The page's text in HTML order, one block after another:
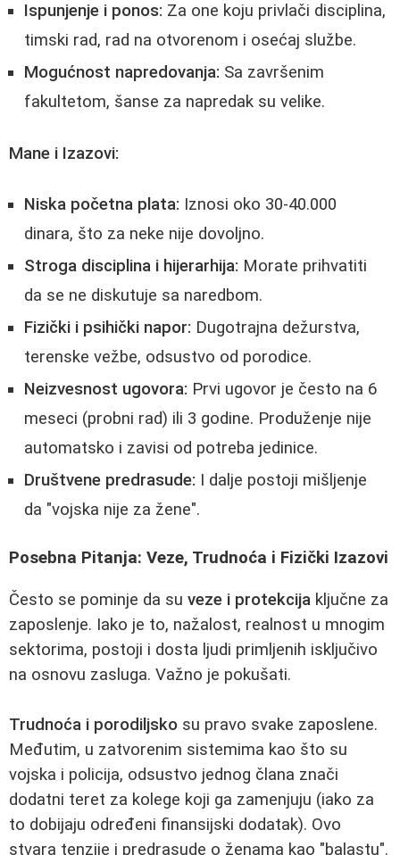
Ispunjenje i ponos: Za one koju privlači disciplina,
timski rad, rad na otvorenom i osećaj službe.
Mogućnost napredovanja: Sa završenim
fakultetom, šanse za napredak su velike.
Mane i Izazovi:
Niska početna plata: Iznosi oko 30-40.000
dinara, što za neke nije dovoljno.
Stroga disciplina i hijerarhija: Morate prihvatiti
da se ne diskutuje sa naredbom.
Fizički i psihički napor: Dugotrajna dežurstva,
terenske vežbe, odsustvo od porodice.
Neizvesnost ugovora: Prvi ugovor je često na 6
meseci (probni rad) ili 3 godine. Produženje nije
automatsko i zavisi od potreba jedinice.
Društvene predrasude: I dalje postoji mišljenje
da "vojska nije za žene".
Posebna Pitanja: Veze, Trudnoća i Fizički Izazovi
Često se pominje da su veze i protekcija ključne za
zaposlenje. Iako je to, nažalost, realnost u mnogim
sektorima, postoji i dosta ljudi primljenih isključivo
na osnovu zasluga. Važno je pokušati.
Trudnoća i porodiljsko su pravo svake zaposlene.
Međutim, u zatvorenim sistemima kao što su
vojska i policija, odsustvo jednog člana znači
dodatni teret za kolege koji ga zamenjuju (iako za
to dobijaju određeni finansijski dodatak). Ovo
stvara tenzije i predrasude o ženama kao "balastu".